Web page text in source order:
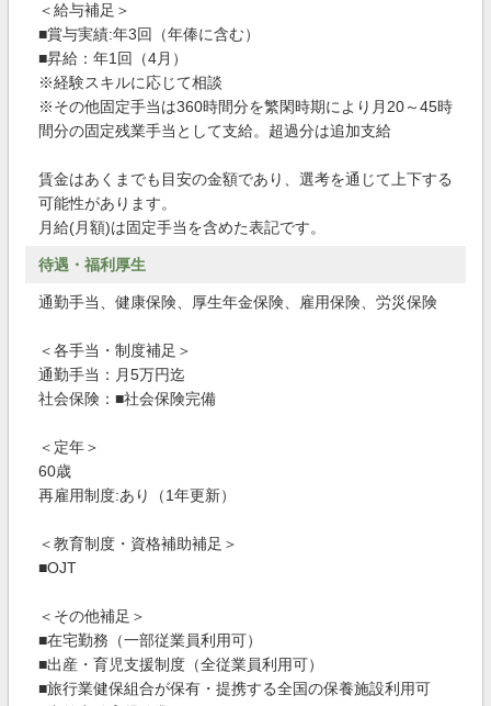
＜給与補足＞
■賞与実績:年3回（年俸に含む）
■昇給：年1回（4月）
※経験スキルに応じて相談
※その他固定手当は360時間分を繁閑時期により月20～45時
間分の固定残業手当として支給。超過分は追加支給
賃金はあくまでも目安の金額であり、選考を通じて上下する
可能性があります。
月給(月額)は固定手当を含めた表記です。
待遇・福利厚生
通勤手当、健康保険、厚生年金保険、雇用保険、労災保険
＜各手当・制度補足＞
通勤手当：月5万円迄
社会保険：■社会保険完備
＜定年＞
60歳
再雇用制度:あり（1年更新）
＜教育制度・資格補助補足＞
■OJT
＜その他補足＞
■在宅勤務（一部従業員利用可）
■出産・育児支援制度（全従業員利用可）
■旅行業健保組合が保有・提携する全国の保養施設利用可